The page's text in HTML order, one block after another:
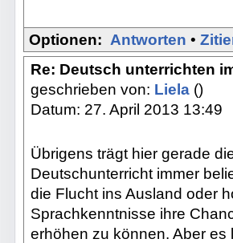
Optionen: Antworten •
Re: Deutsch unterrichten
geschrieben von: Liela ()
Datum: 27. April 2013 13:49
Übrigens trägt hier gerade
Deutschunterricht immer
die Flucht ins Ausland oder
Sprachkenntnisse ihre
erhöhen zu können. Aber